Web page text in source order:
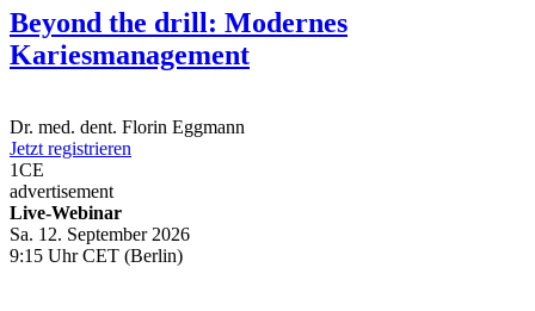
Beyond the drill: Modernes
Kariesmanagement
Dr. med. dent. Florin Eggmann
Jetzt registrieren
1CE
advertisement
Live-Webinar
Sa. 12. September 2026
9:15 Uhr CET (Berlin)